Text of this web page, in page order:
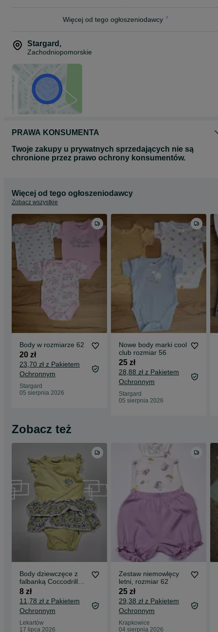
Więcej od tego ogłoszeniodawcy
Stargard ,
Zachodniopomorskie
PRAWA KONSUMENTA
Twoje zakupy u prywatnych sprzedających nie są
chronione przez prawo ochrony konsumentów.
Więcej od tego ogłoszeniodawcy
Zobacz wszystkie
Body w rozmiarze 62
20 zł
23,70 zł z Pakietem
Ochronnym
Stargard
05 sierpnia 2026
Nowe body marki cool
club rozmiar 56
25 zł
28,88 zł z Pakietem
Ochronnym
Stargard
05 sierpnia 2026
Zobacz też
Body dziewczęce z
falbanką Coccodrillo
rozm 80
8 zł
11,78 zł z Pakietem
Ochronnym
Lekartów
17 lipca 2026
Zestaw niemowlęcy
letni, rozmiar 62
25 zł
29,38 zł z Pakietem
Ochronnym
Krapkowice
04 sierpnia 2026